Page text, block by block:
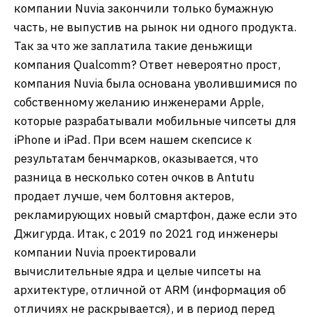
компании Nuvia закончили только бумажную
часть, не выпустив на рынок ни одного продукта.
Так за что же заплатила такие деньжищи
компания Qualcomm? Ответ невероятно прост,
компания Nuvia была основана уволившимися по
собственному желанию инженерами Apple,
которые разрабатывали мобильные чипсеты для
iPhone и iPad. При всем нашем скепсисе к
результатам бенчмарков, оказывается, что
разница в несколько сотен очков в Antutu
продает лучше, чем болтовня актеров,
рекламирующих новый смартфон, даже если это
Джигурда. Итак, с 2019 по 2021 год инженеры
компании Nuvia проектировали
вычислительные ядра и целые чипсеты на
архитектуре, отличной от ARM (информация об
отличиях не раскрывается), и в период перед